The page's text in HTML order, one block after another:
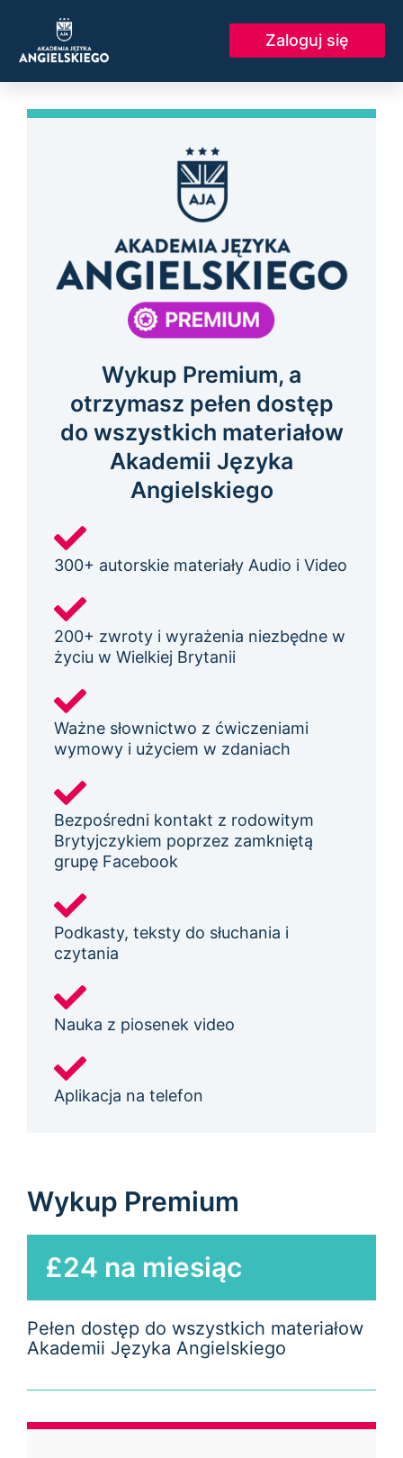
content
Zaloguj się
Wykup Premium, a
otrzymasz pełen dostęp
do wszystkich materiałow
Akademii Języka
Angielskiego
300+ autorskie materiały Audio i Video
200+ zwroty i wyrażenia niezbędne w
życiu w Wielkiej Brytanii
Ważne słownictwo z ćwiczeniami
wymowy i użyciem w zdaniach
Bezpośredni kontakt z rodowitym
Brytyjczykiem poprzez zamkniętą
grupę Facebook
Podkasty, teksty do słuchania i
czytania
Nauka z piosenek video
Aplikacja na telefon
Wykup Premium
£24 na miesiąc
Pełen dostęp do wszystkich materiałow
Akademii Języka Angielskiego